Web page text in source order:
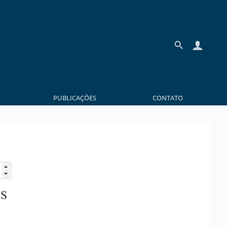
PUBLICAÇÕES CONTATO